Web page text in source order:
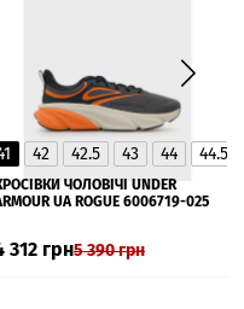
40 40.5
41
▲
42 42.5 43 44 44.5
ЧОЛОВІЧІ UNDER
ARMOUR UA ROGUE 6006719-025
312 грн5 390грн